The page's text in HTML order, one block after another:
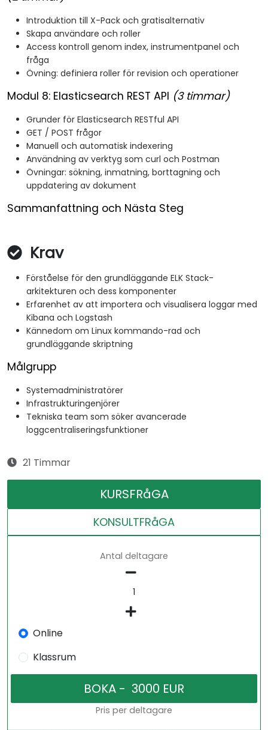
Introduktion till X-Pack och gratisalternativ
Skapa användare och roller
Access kontroll genom index, instrumentpanel och
fråga
Övning: definiera roller för revision och operationer
Modul 8: Elasticsearch REST API (3 timmar)
Grunder för Elasticsearch RESTful API
GET / POST frågor
Manuell och automatisk indexering
Användning av verktyg som curl och Postman
Övningar: sökning, inmatning, borttagning och
uppdatering av dokument
Sammanfattning och Nästa Steg
Krav
Förståelse för den grundläggande ELK Stack-
arkitekturen och dess komponenter
Erfarenhet av att importera och visualisera loggar med
Kibana och Logstash
Kännedom om Linux kommando-rad och
grundläggande skriptning
Målgrupp
Systemadministratörer
Infrastrukturingenjörer
Tekniska team som söker avancerade
loggcentraliseringsfunktioner
21 Timmar
KURSFRåGA
KONSULTFRåGA
Antal deltagare
Online
Klassrum
Pris per deltagare